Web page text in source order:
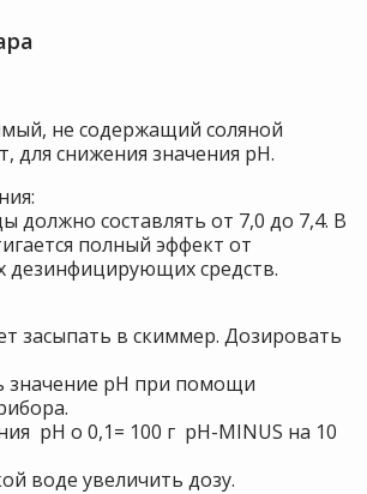
не содержащий соляной
для снижения значения pH.
должно составлять от 7,0 до 7,4. В
полный эффект от
дезинфицирующих средств.
засыпать в скиммер. Дозировать
значение pH при помощи
pH o 0,1= 100 г pH-MINUS на 10
воде увеличить дозу.